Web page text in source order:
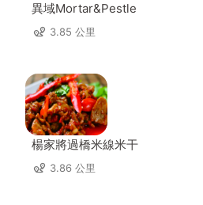
異域Mortar&Pestle
3.85 公里
楊家將過橋米線米干
3.86 公里